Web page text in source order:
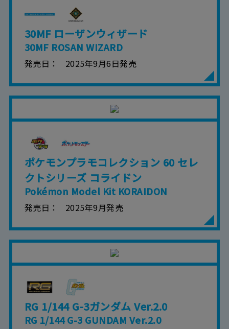
30MF ローザンウィザード
30MF ROSAN WIZARD
発売日 2025年9月6日発売
ポケモンプラモコレクション 60 セレ
クトシリーズ コライドン
Pokémon Model Kit KORAIDON
発売日 2025年9月発売
RG 1/144 G-3ガンダム Ver.2.0
RG 1/144 G-3 GUNDAM Ver.2.0